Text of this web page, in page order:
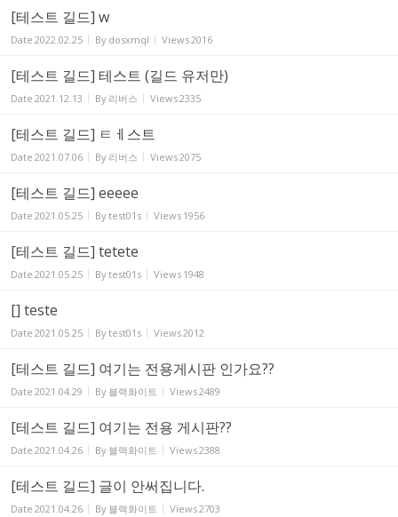
[테스트 길드] w
Date 2022.02.25 By dosxmql Views2016
[테스트 길드] 테스트 (길드 유저만)
Date 2021.12.13 By 리버스 Views2335
[테스트 길드] ㅌㅔ스트
Date 2021.07.06 By 리버스 Views2075
[테스트 길드] eeeee
Date 2021.05.25 Bytest01s Views 1956
[테스트 길드] tetete
Date 2021.05.25 Bytest01s Views 1948
[] teste
Date 2021.05.25 Bytest01s Views2012
[테스트 길드] 여기는 전용게시판 인가요??
Date 2021.04.29 By 블랙화이트 Views2489
[테스트 길드] 여기는 전용 게시판??
Date 2021.04.26 By 블랙화이트 Views2388
[테스트 길드] 글이 안써집니다.
Date 2021.04.26 By 블랙화이트 Views2703